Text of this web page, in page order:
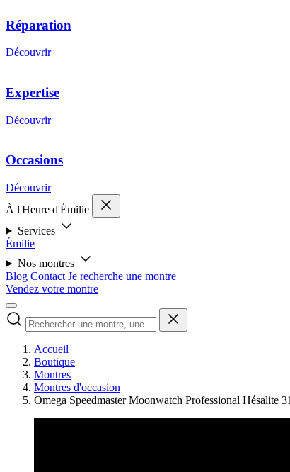
Réparation
Découvrir
Expertise
Découvrir
Occasions
Découvrir
À l'Heure d'Émilie
Services
Émilie
Nos montres
Blog Contact Je recherche une montre
Vendez votre montre
Accueil
Boutique
Montres
Montres d'occasion
Omega Speedmaster Moonwatch Professional Hésalite